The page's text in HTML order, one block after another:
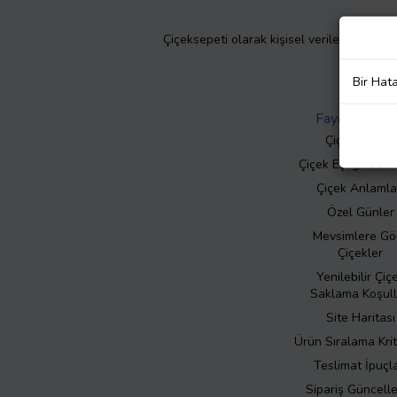
Çiçeksepeti olarak kişisel verilerinizin
Faydalı Bilgiler
Çiçek Bakımı
Çiçek Eşliğinde
Çiçek
Özel Günler
Mevsimlere
Çiçekler
Yenilebilir
Saklama
Site Haritası
Ürün Sıralama
Teslimat
Sipariş
Bir